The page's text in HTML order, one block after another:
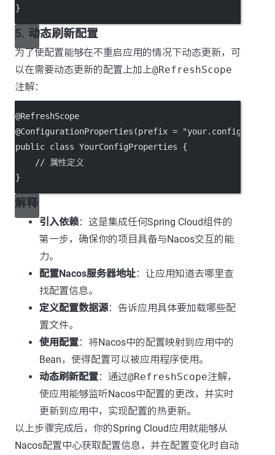
}
5. 动态刷新配置
为了使配置能够在不重启应用的情况下动态更新，可
以在需要动态更新的配置上加上@RefreshScope
注解：
@RefreshScope
@ConfigurationProperties (prefix =
public class YourConfigProperties {
// 属性定义
}
解释
引入依赖：这是集成任何Spring Cloud组件的
第一步，确保你的项目具备与Nacos交互的能
力。
配置Nacos服务器地址：让应用知道去哪里查
找配置信息。
定义配置数据源：告诉应用具体要加载哪些配
置文件。
使用配置：将Nacos中的配置映射到应用中的
Bean，使得配置可以被应用程序使用。
动态刷新配置：通过@RefreshScope注解，
使应用能够监听Nacos中配置的更改，并实时
更新到应用中，实现配置的热更新。
以上步骤完成后，你的Spring Cloud应用就能够从
Nacos配置中心获取配置信息，并在配置变化时自动